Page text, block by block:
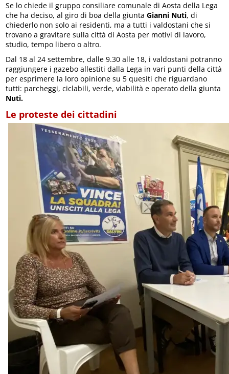
Se lo chiede il gruppo consiliare comunale di Aosta della Lega
che ha deciso, al giro di boa della giuntaGianni Nuti, di
chiederlo non solo ai residenti, ma a tutti i valdostani che si
trovano a gravitare sulla città di Aosta per motivi di lavoro,
studio, tempo libero o altro.
Dal 18 al 24 settembre, dalle 9.30 alle 18, i valdostani potranno
raggiungere i gazebo allestiti dalla Lega in vari punti della città
per esprimere la loro opinione su 5 quesiti che riguardano
tutti: parcheggi, ciclabili, verde, viabilità e operato della giunta
Nuti.
Le proteste dei cittadini